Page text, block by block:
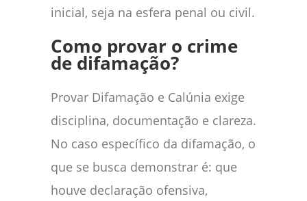
inicial, seja na esfera penal ou civil.
Como provar o crime
de difamação?
Provar Difamação e Calúnia exige
disciplina, documentação e clareza.
No caso específico da difamação, o
que se busca demonstrar é: que
houve declaração ofensiva,